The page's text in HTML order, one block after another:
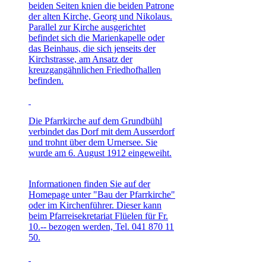
beiden Seiten knien die beiden Patrone
der alten Kirche, Georg und Nikolaus.
Parallel zur Kirche ausgerichtet
befindet sich die Marienkapelle oder
das Beinhaus, die sich jenseits der
Kirchstrasse, am Ansatz der
kreuzgangähnlichen Friedhofhallen
befinden.
Die Pfarrkirche auf dem Grundbühl
verbindet das Dorf mit dem Ausserdorf
und trohnt über dem Urnersee. Sie
wurde am 6. August 1912 eingeweiht.
Informationen finden Sie auf der
Homepage unter "Bau der Pfarrkirche"
oder im Kirchenführer. Dieser kann
beim Pfarreisekretariat Flüelen für Fr.
10.-- bezogen werden, Tel. 041 870 11
50.